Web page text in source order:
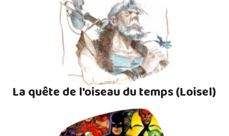
La quête de l'oiseau du temps (Loisel)